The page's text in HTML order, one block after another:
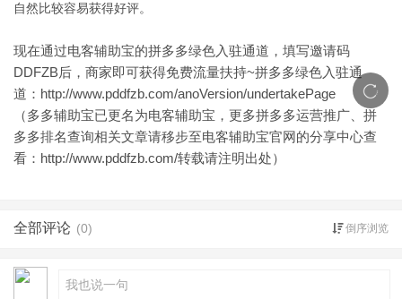
自然比较容易获得好评。
现在通过电客辅助宝的拼多多绿色入驻通道，填写邀请码
DDFZB后，商家即可获得免费流量扶持~拼多多绿色入驻通
道： http://www.pddfzb.com/anoVersion/undertakePage
（多多辅助宝已更名为电客辅助宝，更多拼多多运营推广、拼
多多排名查询相关文章请移步至电客辅助宝官网的分享中心查
看： http://www.pddfzb.com/转载请注明出处）
全部评论 (0) 倒序浏览